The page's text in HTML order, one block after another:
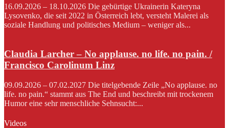
16.09.2026 – 18.10.2026 Die gebürtige Ukrainerin Kateryna
Lysovenko, die seit 2022 in Österreich lebt, versteht Malerei als
soziale Handlung und politisches Medium – weniger als...
Claudia Larcher – No applause. no life. no pain. /
Francisco Carolinum Linz
09.09.2026 – 07.02.2027 Die titelgebende Zeile „No applause. no
life. no pain.“ stammt aus The End und beschreibt mit trockenem
Humor eine sehr menschliche Sehnsucht:...
Videos